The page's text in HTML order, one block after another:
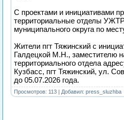
С проектами и инициативами
территориальные отделы
муниципального округа по
Жители пгт Тяжинский с
Галдецкой М.Н., заместителю
территориального отдела
Кузбасс, пгт Тяжинский, ул.
до 05.07.2026 года.
Просмотров: 113 | Добавил: press_sluzhba